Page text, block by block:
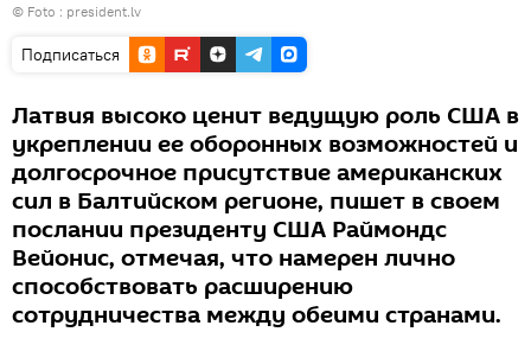
© Foto : president.lv
Подписаться
Латвия высоко ценит ведущую роль США в
укреплении ее оборонных возможностей и
долгосрочное присутствие американских
сил в Балтийском регионе, пишет в своем
послании президенту США Раймондс
Вейонис, отмечая, что намерен лично
способствовать расширению
сотрудничества между обеими странами.